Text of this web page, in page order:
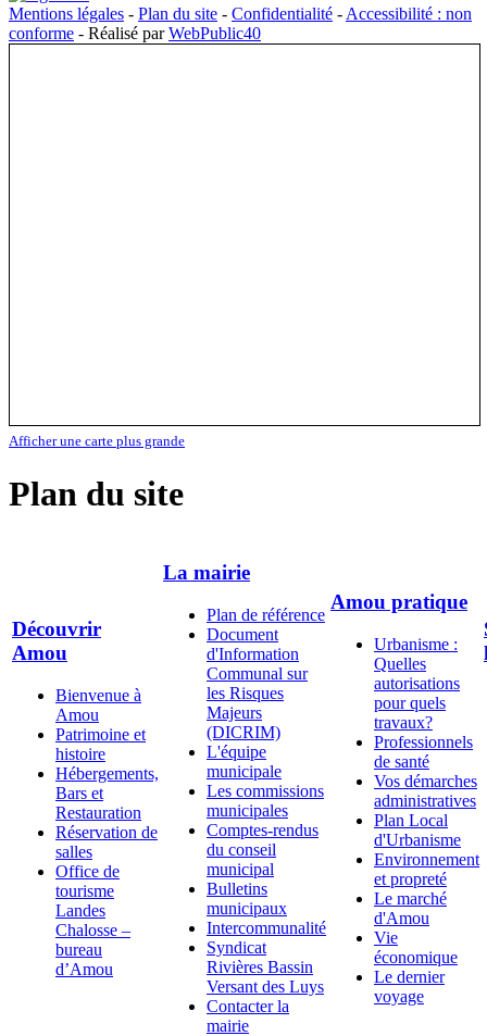
Mentions légales - Plan du site - Confidentialité - Accessibilité : non
conforme - Réalisé parWebPublic40
Afficher une carte plus grande
Plan du site
Découvrir
Amou
Bienvenue à
Amou
Patrimoine et
histoire
Hébergements,
Bars et
Restauration
Réservation de
salles
Office de
tourisme
Landes
Chalosse –
bureau
d’Amou
La mairie
Plan de référence
Document
d'Information
Communal sur
les Risques
Majeurs
(DICRIM)
L'équipe
municipale
Les commissions
municipales
Comptes-rendus
du conseil
municipal
Bulletins
municipaux
Intercommunalité
Syndicat
Rivières Bassin
Versant des Luys
Contacter la
mairie
Amou pratique
Urbanisme :
Quelles
autorisations
pour quels
travaux?
Professionnels
de santé
Vos démarches
administratives
Plan Local
d'Urbanisme
Environnement
et propreté
Le marché
d'Amou
Vie
économique
Le dernier
voyage